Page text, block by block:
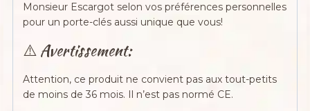
Monsieur Escargot selon vos préférences personnelles
pour un porte-clés aussi unique que vous!
⚠️ Avertissement:
Attention, ce produit ne convient pas aux tout-petits
de moins de 36 mois. Il n’est pas normé CE.